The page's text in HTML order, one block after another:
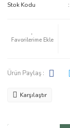
Stok Kodu
Ürün Paylaş :
Karşılaştır